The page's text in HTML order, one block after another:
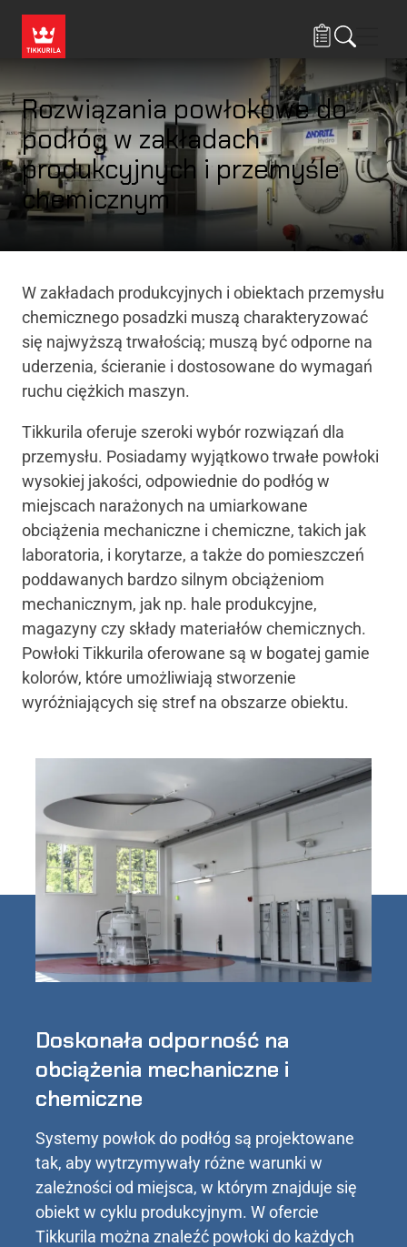
Rozwiązania powłokowe do
podłóg w zakładach
produkcyjnych i przemyśle
chemicznym
W zakładach produkcyjnych i obiektach przemysłu
chemicznego posadzki muszą charakteryzować
się najwyższą trwałością; muszą być odporne na
uderzenia, ścieranie i dostosowane do wymagań
ruchu ciężkich maszyn.
Tikkurila oferuje szeroki wybór rozwiązań dla
przemysłu. Posiadamy wyjątkowo trwałe powłoki
wysokiej jakości, odpowiednie do podłóg w
miejscach narażonych na umiarkowane
obciążenia mechaniczne i chemiczne, takich jak
laboratoria, i korytarze, a także do pomieszczeń
poddawanych bardzo silnym obciążeniom
mechanicznym, jak np. hale produkcyjne,
magazyny czy składy materiałów chemicznych.
Powłoki Tikkurila oferowane są w bogatej gamie
kolorów, które umożliwiają stworzenie
wyróżniających się stref na obszarze obiektu.
Doskonała odporność na
obciążenia mechaniczne i
chemiczne
Systemy powłok do podłóg są projektowane
tak, aby wytrzymywały różne warunki w
zależności od miejsca, w którym znajduje się
obiekt w cyklu produkcyjnym. W ofercie
Tikkurila można znaleźć powłoki do każdych